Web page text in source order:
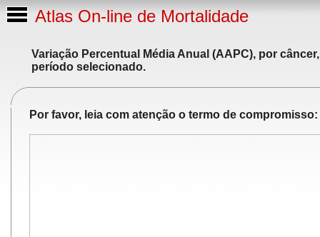
Atlas On-line de Mortalidade
Variação Percentual Média Anual (AAPC), por
período selecionado.
Por favor, leia com atenção o termo de compromisso: